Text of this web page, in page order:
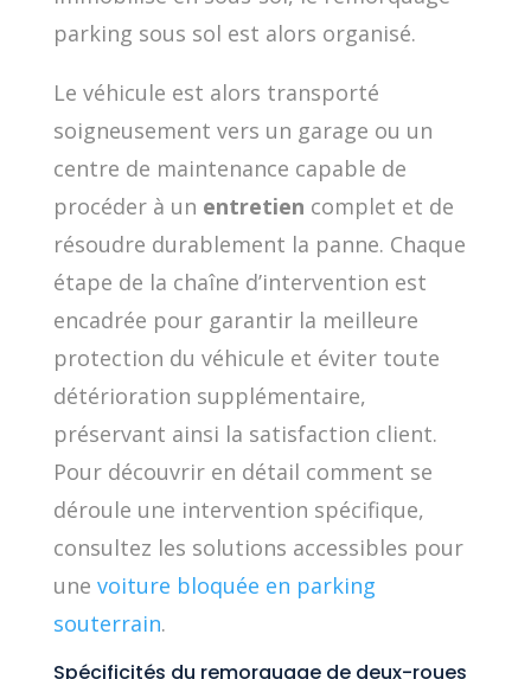
parking sous sol est alors organisé.
Le véhicule est alors transporté
soigneusement vers un garage ou un
centre de maintenance capable de
procéder à un entretien complet et de
résoudre durablement la panne. Chaque
étape de la chaîne d’intervention est
encadrée pour garantir la meilleure
protection du véhicule et éviter toute
détérioration supplémentaire,
préservant ainsi la satisfaction client.
Pour découvrir en détail comment se
déroule une intervention spécifique,
consultez les solutions accessibles pour
une voiture bloquée en parking
souterrain.
Spécificités du remorquage de deux-roues